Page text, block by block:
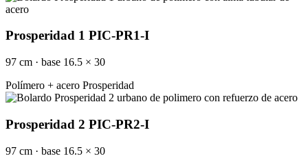
Prosperidad 1 PIC-PR1-I
97 cm · base 16.5 × 30
Polímero + acero Prosperidad
Prosperidad 2 PIC-PR2-I
97 cm · base 16.5 × 30